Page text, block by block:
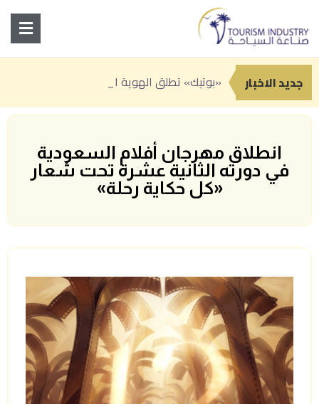
جديد الاخبار «بوتيك» تطلق الهوية البصرية لـ«القصر
انطلاق مهرجان أفلام السعودية
في دورته الثانية عشرة تحت شعار
«كل حكاية رحلة»